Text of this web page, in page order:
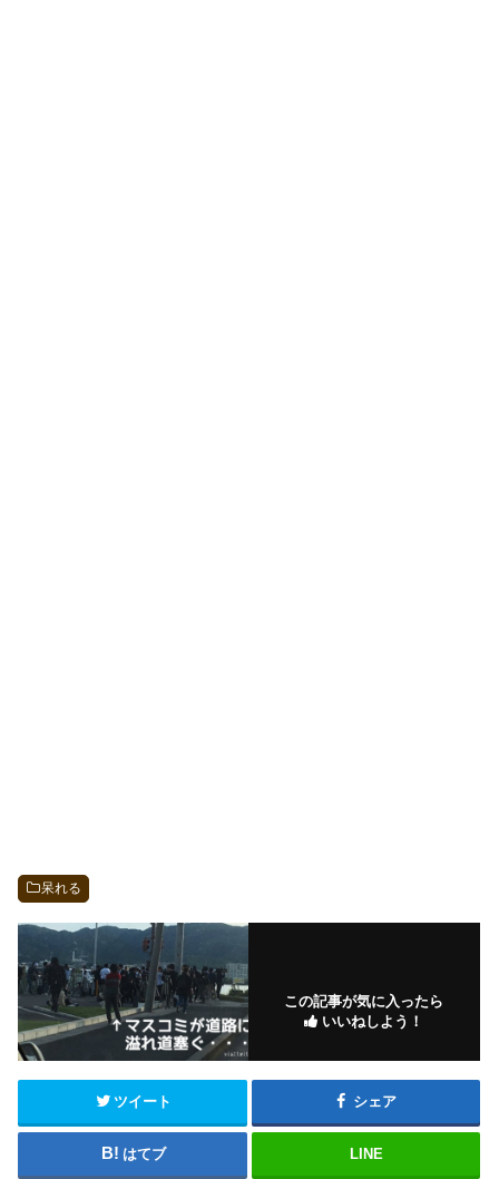
呆れる
この記事が気に入ったら
いいねしよう！
ツイート シェア
はてブ LINE